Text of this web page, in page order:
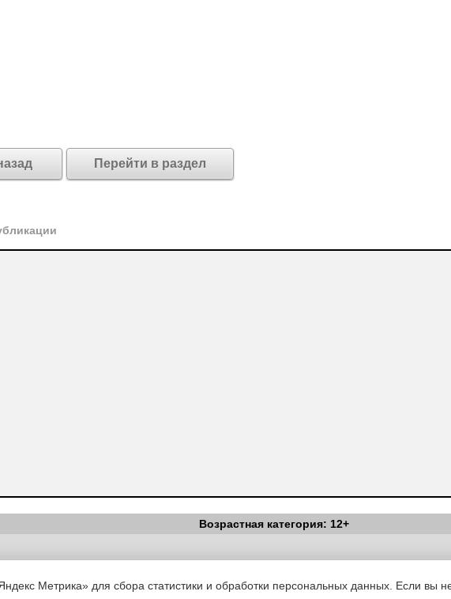
Перейти в раздел
Возрастная категория: 12+
Copyright (c) |Вестник Педагога|Об издании|Условия|Политика
Метрика» для сбора статистики и обработки персональных данных. Если вы